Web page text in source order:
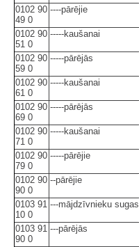
0102 90
49 0
----pārējie
0102 90
51 0
-----kaušanai
0102 90
59 0
-----pārējās
0102 90
61 0
-----kaušanai
0102 90
69 0
-----pārējās
0102 90
71 0
-----kaušanai
0102 90
79 0
-----pārējie
0102 90
90 0
--pārējie
0103 91
10 0
---mājdzīvnieku sugas
0103 91
90 0
---pārējās